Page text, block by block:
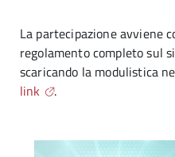
La partecipazione avviene
regolamento completo sul
scaricando la modulistica
link
.